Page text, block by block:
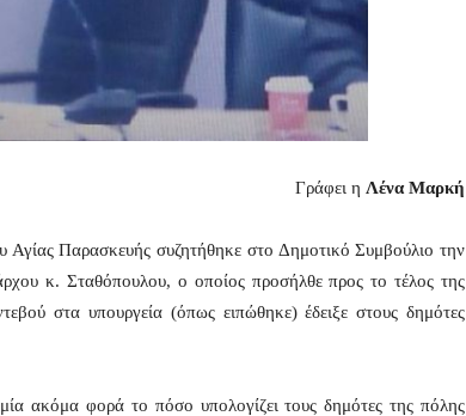
Γράφει η Λένα Μαρκή
Αγίας Παρασκευής συζητήθηκε στο Δημοτικό Συμβούλιο την
κ. Σταθόπουλου, ο οποίος προσήλθε προς το τέλος της
στα υπουργεία (όπως ειπώθηκε) έδειξε στους δημότες
ακόμα φορά το πόσο υπολογίζει τους δημότες της πόλης